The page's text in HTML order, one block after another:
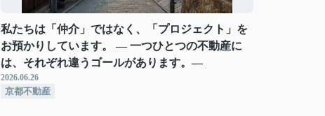
私たちは「仲介」ではなく、「プロジェクト」を
お預かりしています。 ― 一つひとつの不動産に
は、それぞれ違うゴールがあります。―
2026.06.26
京都不動産